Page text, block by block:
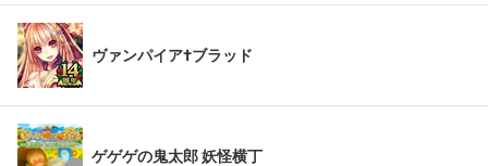
ヴァンパイア†ブラッド
ゲゲゲの鬼太郎 妖怪横丁